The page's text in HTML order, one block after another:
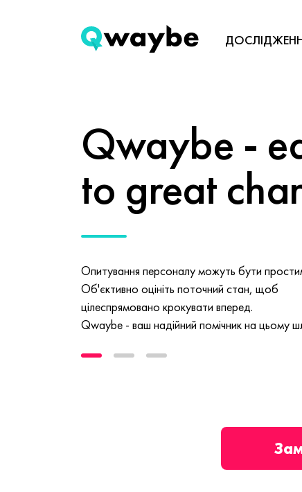
Qwaybe -
to great
Опитування персоналу можуть бути
Об'єктивно оцініть поточний стан, щоб
цілеспрямовано крокувати вперед.
Qwaybe - ваш надійний помічник на цьому